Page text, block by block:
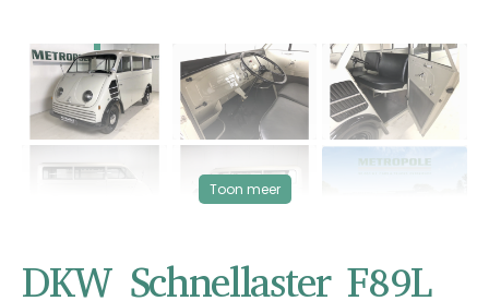
›
Toon meer
DKW Schnellaster F89L